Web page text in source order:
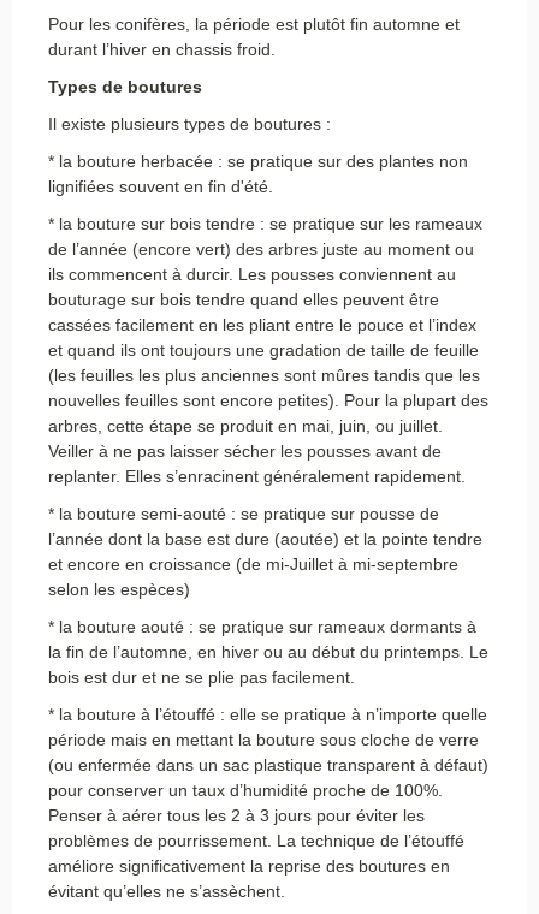
Pour les conifères, la période est plutôt fin automne et
durant l’hiver en chassis froid.
Types de boutures
Il existe plusieurs types de boutures :
* la bouture herbacée : se pratique sur des plantes non
lignifiées souvent en fin d'été.
* la bouture sur bois tendre : se pratique sur les rameaux
de l’année (encore vert) des arbres juste au moment ou
ils commencent à durcir. Les pousses conviennent au
bouturage sur bois tendre quand elles peuvent être
cassées facilement en les pliant entre le pouce et l’index
et quand ils ont toujours une gradation de taille de feuille
(les feuilles les plus anciennes sont mûres tandis que les
nouvelles feuilles sont encore petites). Pour la plupart des
arbres, cette étape se produit en mai, juin, ou juillet.
Veiller à ne pas laisser sécher les pousses avant de
replanter. Elles s’enracinent généralement rapidement.
* la bouture semi-aouté : se pratique sur pousse de
l’année dont la base est dure (aoutée) et la pointe tendre
et encore en croissance (de mi-Juillet à mi-septembre
selon les espèces)
* la bouture aouté : se pratique sur rameaux dormants à
la fin de l’automne, en hiver ou au début du printemps. Le
bois est dur et ne se plie pas facilement.
* la bouture à l’étouffé : elle se pratique à n’importe quelle
période mais en mettant la bouture sous cloche de verre
(ou enfermée dans un sac plastique transparent à défaut)
pour conserver un taux d’humidité proche de 100%.
Penser à aérer tous les 2 à 3 jours pour éviter les
problèmes de pourrissement. La technique de l’étouffé
améliore significativement la reprise des boutures en
évitant qu’elles ne s’assèchent.